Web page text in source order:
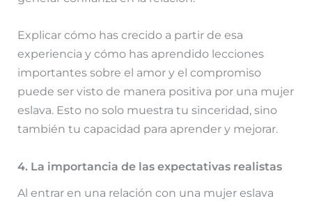
Explicar cómo has crecido a partir de esa
experiencia y cómo has aprendido lecciones
importantes sobre el amor y el compromiso
puede ser visto de manera positiva por una mujer
eslava. Esto no solo muestra tu sinceridad, sino
también tu capacidad para aprender y mejorar.
4. La importancia de las expectativas realistas
Al entrar en una relación con una mujer eslava